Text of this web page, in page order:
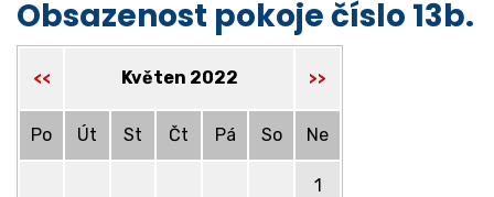
Obsazenost pokoje číslo 13b.
<< Květen 2022 >>
Po Út St Čt Pá So Ne
1